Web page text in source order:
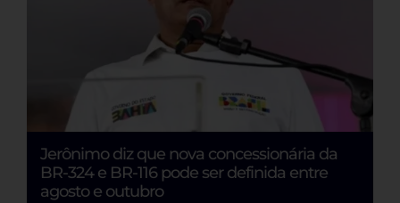
Jerônimo diz que nova concessionária da
BR-324 e BR-116 pode ser definida entre
agosto e outubro